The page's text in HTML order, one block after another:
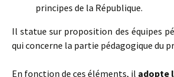
principes de la République.
Il statue sur proposition des équipes
qui concerne la partie pédagogique du
En fonction de ces éléments, il adopte